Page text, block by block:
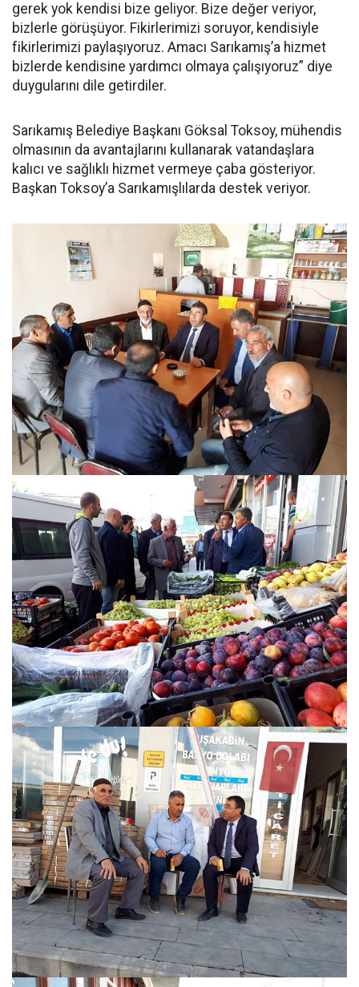
gerek yok kendisi bize geliyor. Bize değer veriyor,
bizlerle görüşüyor. Fikirlerimizi soruyor, kendisiyle
fikirlerimizi paylaşıyoruz. Amacı Sarıkamış’a hizmet
bizlerde kendisine yardımcı olmaya çalışıyoruz” diye
duygularını dile getirdiler.
Sarıkamış Belediye Başkanı Göksal Toksoy, mühendis
olmasının da avantajlarını kullanarak vatandaşlara
kalıcı ve sağlıklı hizmet vermeye çaba gösteriyor.
Başkan Toksoy’a Sarıkamışlılarda destek veriyor.